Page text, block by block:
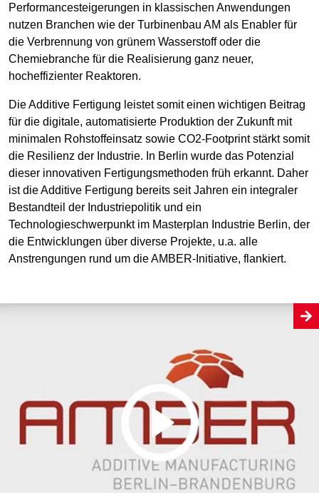
Performancesteigerungen in klassischen Anwendungen
nutzen Branchen wie der Turbinenbau AM als Enabler für
die Verbrennung von grünem Wasserstoff oder die
Chemiebranche für die Realisierung ganz neuer,
hocheffizienter Reaktoren.
Die Additive Fertigung leistet somit einen wichtigen Beitrag
für die digitale, automatisierte Produktion der Zukunft mit
minimalen Rohstoffeinsatz sowie CO2-Footprint stärkt somit
die Resilienz der Industrie. In Berlin wurde das Potenzial
dieser innovativen Fertigungsmethoden früh erkannt. Daher
ist die Additive Fertigung bereits seit Jahren ein integraler
Bestandteil der Industriepolitik und ein
Technologieschwerpunkt im Masterplan Industrie Berlin, der
die Entwicklungen über diverse Projekte, u.a. alle
Anstrengungen rund um die AMBER-Initiative, flankiert.